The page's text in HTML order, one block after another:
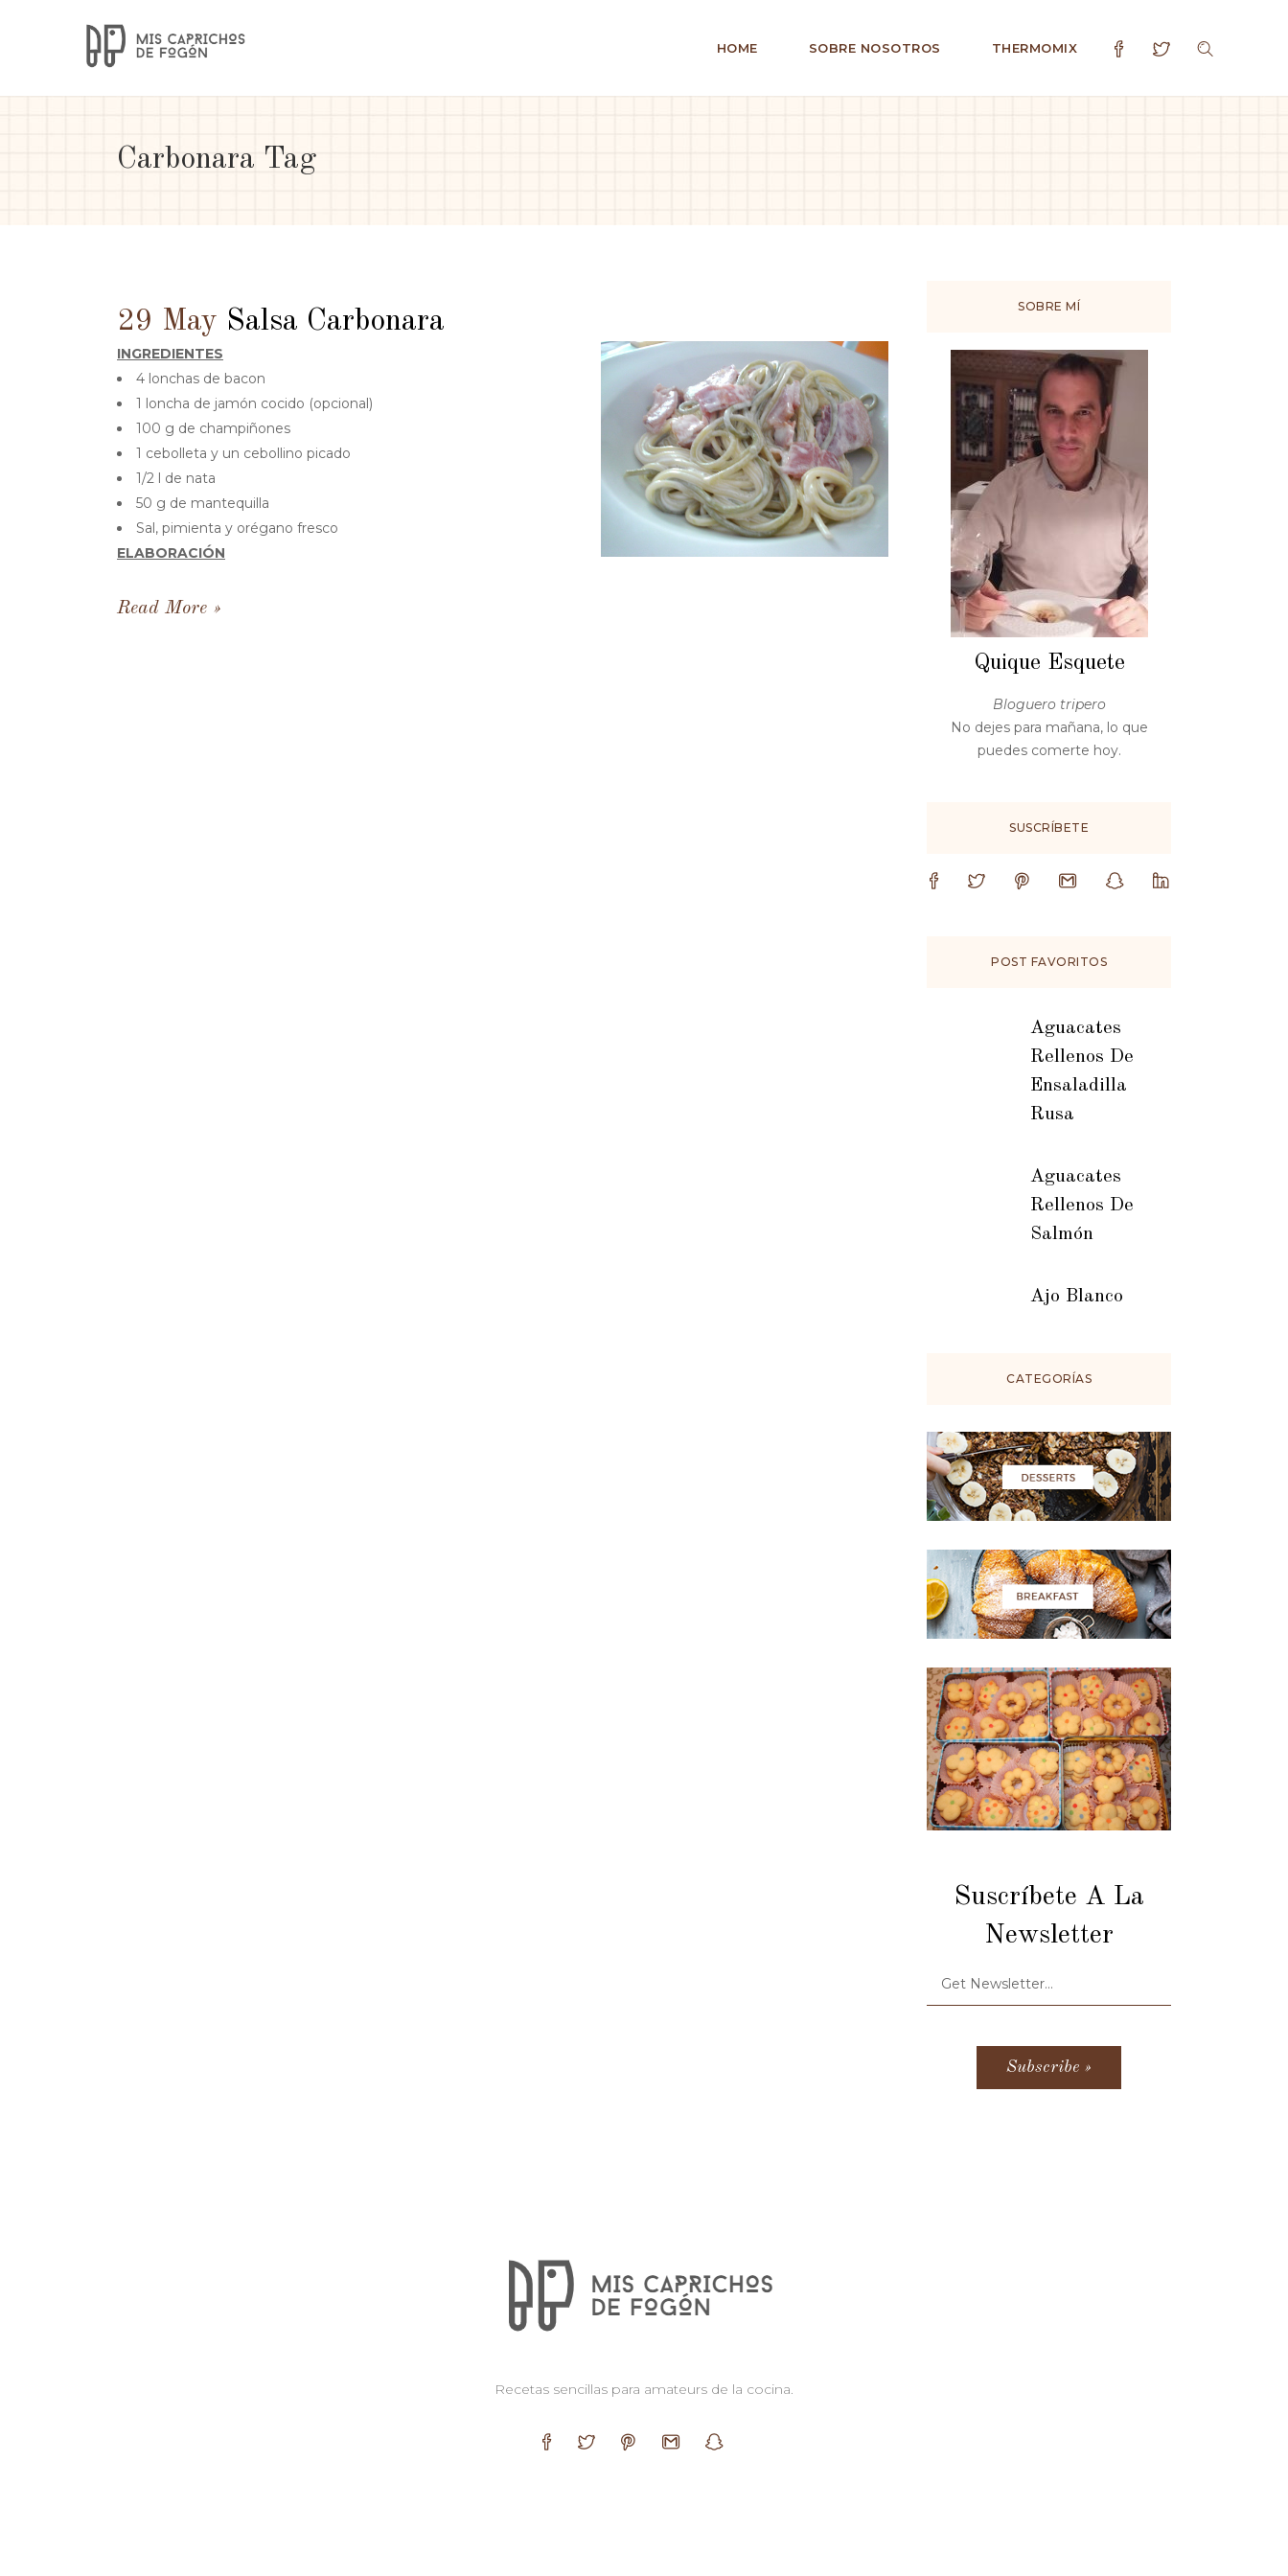
HOME SOBRE NOSOTROS THERMOMIX
Carbonara Tag
29 May Salsa Carbonara
INGREDIENTES
4 lonchas de bacon
1 loncha de jamón cocido (opcional)
100 g de champiñones
1 cebolleta y un cebollino picado
1/2 l de nata
50 g de mantequilla
Sal, pimienta y orégano fresco
ELABORACIÓN
Read More
SOBRE MÍ
Quique Esquete
Bloguero tripero
No dejes para mañana, lo que
puedes comerte hoy.
SUSCRÍBETE
POST FAVORITOS
Aguacates
Rellenos De
Ensaladilla
Rusa
Aguacates
Rellenos De
Salmón
Ajo Blanco
CATEGORÍAS
Suscríbete A La
Newsletter
Recetas sencillas para amateurs de la cocina.